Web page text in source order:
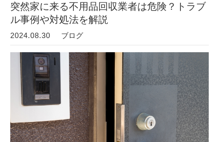
突然家に来る不用品回収業者は危険？トラブ
ル事例や対処法を解説
2024.08.30 ブログ